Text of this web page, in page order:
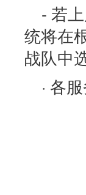
- 若
统将在
战队中
· 各